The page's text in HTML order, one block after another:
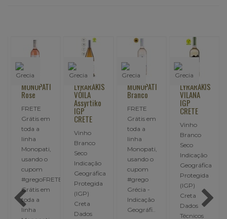
MONOPATI
Rose
FRETE
Grátis em
toda a
linha
Monopati,
usando o
cupom
#gregoFRETE
Grátis em
toda a
linha
LYRARAKIS
VÓILA
Assyrtiko
IGP
CRETE
Vinho
Branco
Seco
Indicação
Geográfica
Protegida
(IGP)
Creta
Dados
MONOPATI
Branco
FRETE
Grátis em
toda a
linha
Monopati,
usando o
cupom
#grego
Grécia -
Indicação
Geográfi..
LYRARAKIS
VILANA
IGP
CRETE
Vinho
Branco
Seco
Indicação
Geográfica
Protegida
(IGP)
Creta
Dados
Técnicos